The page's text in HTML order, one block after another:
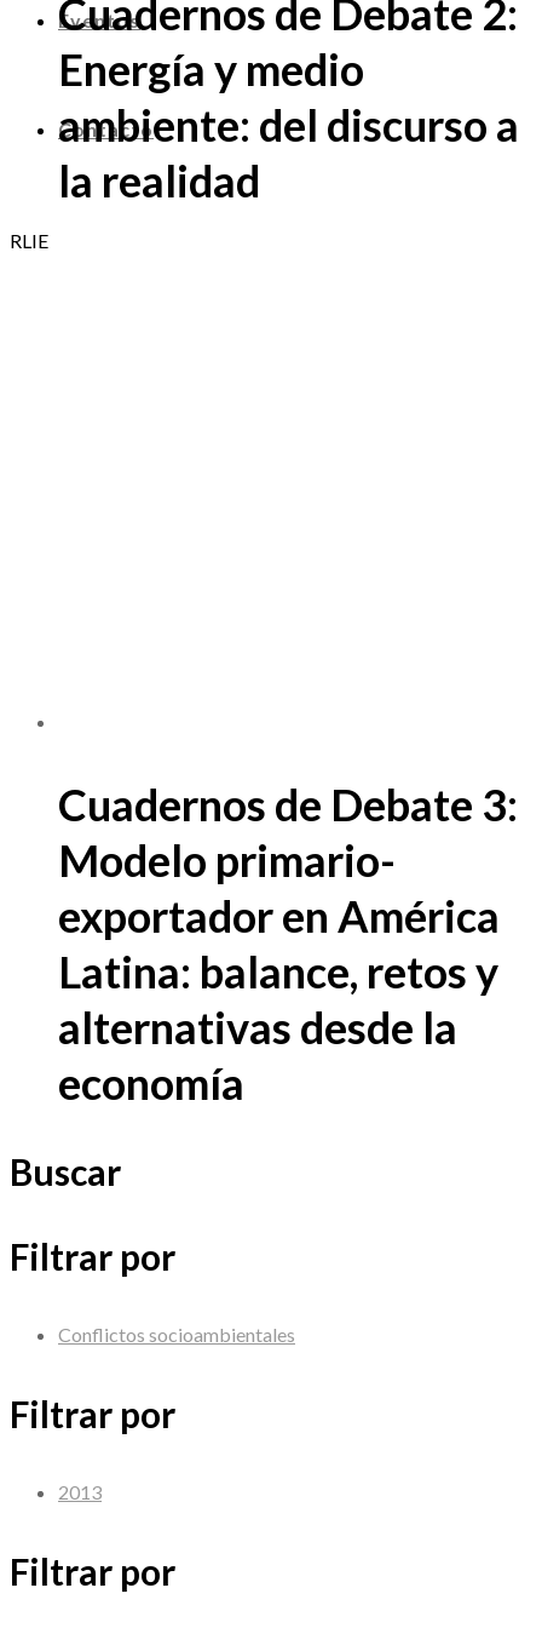
RLIE
Eventos
Contacto
Cuadernos de Debate 2:
Energía y medio
ambiente: del discurso a
la realidad
Cuadernos de Debate 3:
Modelo primario-
exportador en América
Latina: balance, retos y
alternativas desde la
economía
Buscar
Filtrar por
Conflictos socioambientales
Filtrar por
2013
Filtrar por